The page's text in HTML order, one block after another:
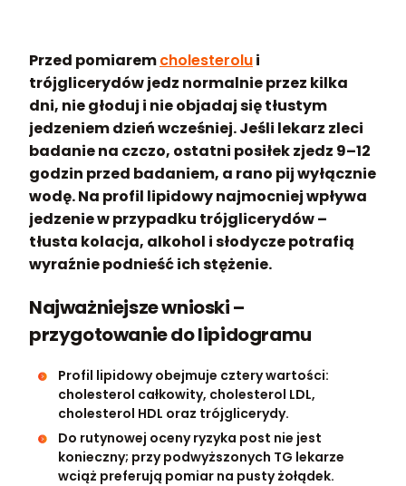
Przed pomiaremcholesterolui
trójglicerydów jedz normalnie przez kilka
dni, nie głoduj i nie objadaj się tłustym
jedzeniem dzień wcześniej. Jeśli lekarz zleci
badanie na czczo, ostatni posiłek zjedz 9–12
godzin przed badaniem, a rano pij wyłącznie
wodę. Na profil lipidowy najmocniej wpływa
jedzenie w przypadku trójglicerydów –
tłusta kolacja, alkohol i słodycze potrafią
wyraźnie podnieść ich stężenie.
Najważniejsze wnioski –
przygotowanie do lipidogramu
Profil lipidowy obejmuje cztery wartości:
cholesterol całkowity, cholesterol LDL,
cholesterol HDL oraz trójglicerydy.
Do rutynowej oceny ryzyka post nie jest
konieczny; przy podwyższonych TG lekarze
wciąż preferują pomiar na pusty żołądek.